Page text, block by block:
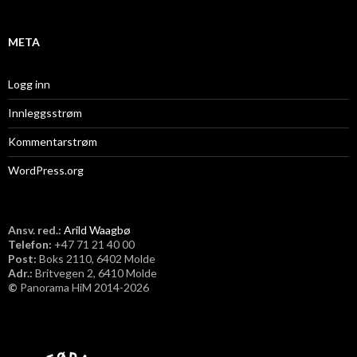
META
Logg inn
Innleggsstrøm
Kommentarstrøm
WordPress.org
Ansv. red.: Arild Waagbø
Telefon: ​+47 71 21 40 00
Post: Boks 2110, 6402 Molde
Adr.: Britvegen 2, 6410 Molde
© Panorama HiM 2014-2026